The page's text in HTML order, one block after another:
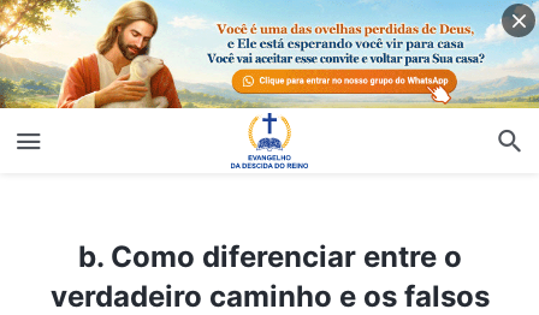
b. Como diferenciar entre o
verdadeiro caminho e os falsos